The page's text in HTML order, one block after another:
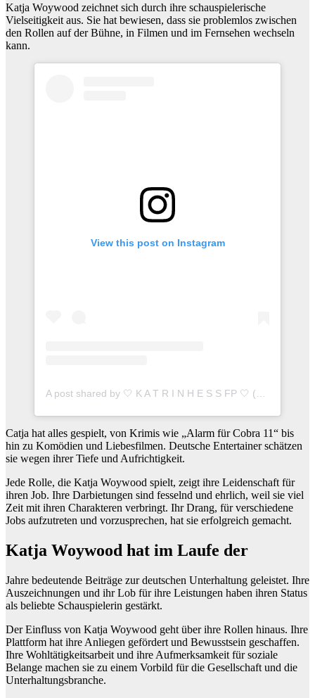
Katja Woywood zeichnet sich durch ihre schauspielerische
Vielseitigkeit aus. Sie hat bewiesen, dass sie problemlos zwischen
den Rollen auf der Bühne, in Filmen und im Fernsehen wechseln
kann.
View this post on Instagram
A post shared by 🤍 K A T R I N H E S S FP 🤍 (@katrinchen.hess.fp)
Catja hat alles gespielt, von Krimis wie „Alarm für Cobra 11“ bis
hin zu Komödien und Liebesfilmen. Deutsche Entertainer schätzen
sie wegen ihrer Tiefe und Aufrichtigkeit.
Jede Rolle, die Katja Woywood spielt, zeigt ihre Leidenschaft für
ihren Job. Ihre Darbietungen sind fesselnd und ehrlich, weil sie viel
Zeit mit ihren Charakteren verbringt. Ihr Drang, für verschiedene
Jobs aufzutreten und vorzusprechen, hat sie erfolgreich gemacht.
Katja Woywood hat im Laufe der
Jahre bedeutende Beiträge zur deutschen Unterhaltung geleistet. Ihre
Auszeichnungen und ihr Lob für ihre Leistungen haben ihren Status
als beliebte Schauspielerin gestärkt.
Der Einfluss von Katja Woywood geht über ihre Rollen hinaus. Ihre
Plattform hat ihre Anliegen gefördert und Bewusstsein geschaffen.
Ihre Wohltätigkeitsarbeit und ihre Aufmerksamkeit für soziale
Belange machen sie zu einem Vorbild für die Gesellschaft und die
Unterhaltungsbranche.